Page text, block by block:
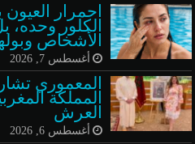
احمرار
الكلور
الأشخاص
أغسطس 7, 2026
المعموري
العرش
أغسطس 6, 2026